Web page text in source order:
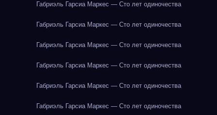
Габриэль Гарсиа Маркес — Сто лет одиночества
Габриэль Гарсиа Маркес — Сто лет одиночества
Габриэль Гарсиа Маркес — Сто лет одиночества
Габриэль Гарсиа Маркес — Сто лет одиночества
Габриэль Гарсиа Маркес — Сто лет одиночества
Габриэль Гарсиа Маркес — Сто лет одиночества